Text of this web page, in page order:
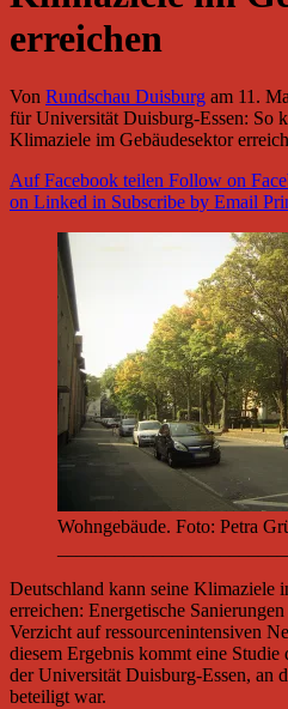
erreichen
Von Rundschau Duisburg am 11.
für Universität Duisburg-Essen: So
Klimaziele im Gebäudesektor
Auf Facebook teilen Follow on
on Linked in Subscribe by Email
Wohngebäude. Foto: Petra
Deutschland kann seine Klimaziele
erreichen: Energetische
Verzicht auf ressourcenintensiven
diesem Ergebnis kommt eine
der Universität Duisburg-Essen, an
beteiligt war.